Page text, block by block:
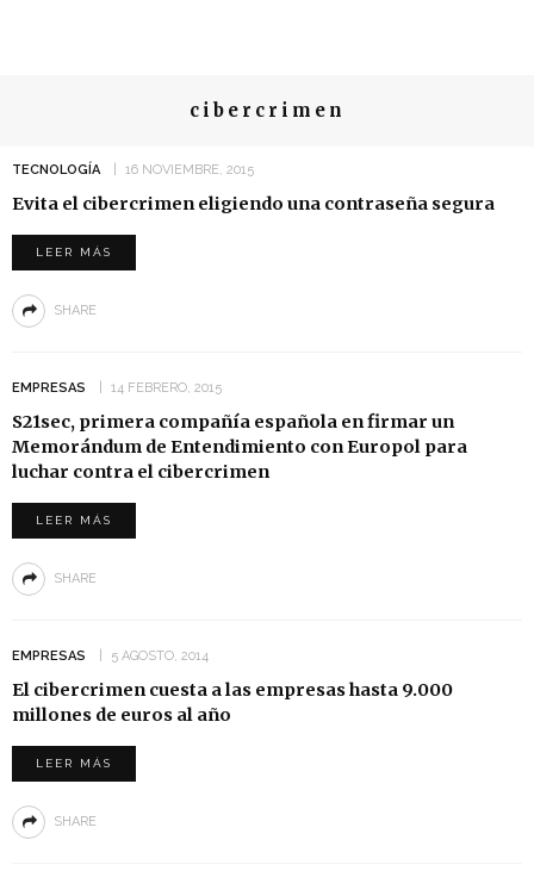
cibercrimen
TECNOLOGÍA 16 NOVIEMBRE, 2015
Evita el cibercrimen eligiendo una contraseña segura
LEER MÁS
SHARE
EMPRESAS 14 FEBRERO, 2015
S21sec, primera compañía española en firmar un
Memorándum de Entendimiento con Europol para
luchar contra el cibercrimen
LEER MÁS
SHARE
EMPRESAS 5 AGOSTO, 2014
El cibercrimen cuesta a las empresas hasta 9.000
millones de euros al año
LEER MÁS
SHARE